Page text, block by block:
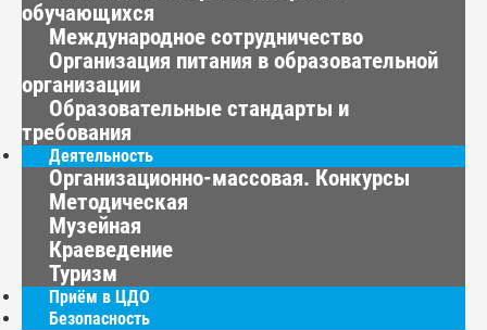
обучающихся
Международное сотрудничество
Организация питания в образовательной
организации
Образовательные стандарты и
требования
Деятельность
Организационно-массовая. Конкурсы
Методическая
Музейная
Краеведение
Туризм
Приём в ЦДО
Безопасность